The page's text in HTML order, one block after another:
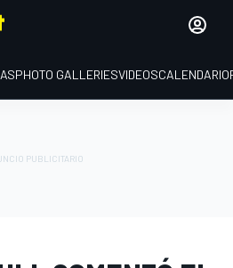
PHOTO GALLERIESVIDEOSCALENDARIO